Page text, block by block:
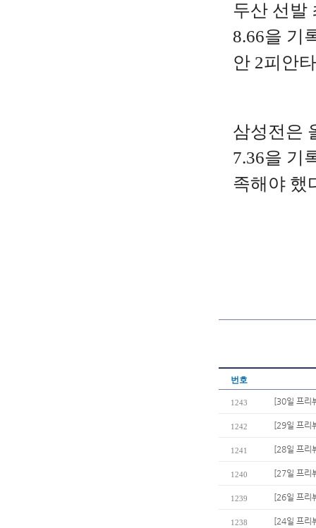
두산 선발
8.66을 기
안 2피안
삼성전은
7.36을 기
족해야 했
번호
1243 [30일 프리
1242 [29일 프리
1241 [28일 프리
1240 [27일 프리
1239 [26일 프리
1238 [24일 프리